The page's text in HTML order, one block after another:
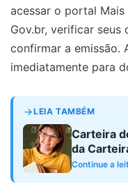
acessar o portal
Gov.br, verificar seus
confirmar a emissão.
imediatamente para
LEIA TAMBÉM
Carteira
da
Versão
Continue a